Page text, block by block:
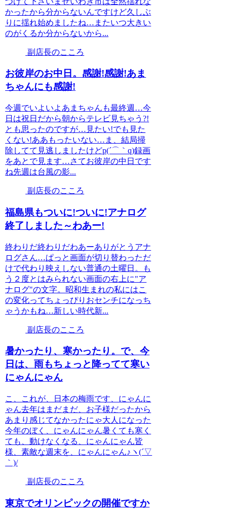
かったから分からないんですけど久しぶ
りに揺れ始めましたね…またいつ大きい
のがくるか分からないから...
副店長のこころ
お彼岸のお中日。感謝!感謝!あま
ちゃんにも感謝!
今週でいよいよあまちゃんも最終週…今
日は祝日だから朝からテレビ見ちゃう?!
とも思ったのですが…見たい!でも見た
くない!ああもったいない…ま、結局掃
除してて見逃しましたけどp(´⌒｀q)録画
をあとで見ます…さてお彼岸の中日です
ね先週は台風の影...
副店長のこころ
福島県もついに!ついに!アナログ
終了しました～わあー!
終わりだ終わりだわあーありがとうアナ
ログさん…ぱっと画面が切り替わっただ
けで代わり映えしない普通の土曜日。も
う２度とはみられない画面の右上に"ア
ナログ"の文字。昭和生まれの私にはこ
の変化ってちょっぴりおセンチになっち
ゃうかもね…新しい時代新...
副店長のこころ
暑かったり、寒かったり。で、今
日は、雨もちょっと降ってて寒い
にゃんにゃん
こ、これが、日本の梅雨です、にゃんに
ゃん去年はまだまだ、お子様だったから
あまり感じてなかったにゃ大人になった
今年のぼく、にゃんにゃん暑くても寒く
ても、動けなくなる、にゃんにゃん皆
様、素敵な週末を、にゃんにゃん♪ヽ(´▽
｀)/
副店長のこころ
東京でオリンピックの開催ですか